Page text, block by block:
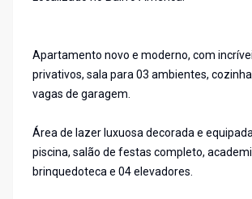
Apartamento novo e moderno, com
privativos, sala para 03 ambientes,
vagas de garagem.
Área de lazer luxuosa decorada e
piscina, salão de festas completo,
brinquedoteca e 04 elevadores.